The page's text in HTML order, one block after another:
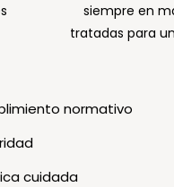
siempre en
tratadas para
normativo
cuidada